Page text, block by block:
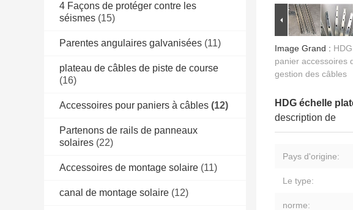
4 Façons de protéger contre les
séismes (15)
Parentes angulaires galvanisées (11)
plateau de câbles de piste de course
(16)
Accessoires pour paniers à câbles (12)
Partenons de rails de panneaux
solaires (22)
Accessoires de montage solaire (11)
canal de montage solaire (12)
Image Grand :
panier accessoires
gestion des câbles
HDG échelle
description de
Pays d'origine:
Le type:
norme: